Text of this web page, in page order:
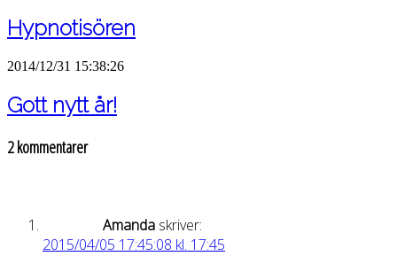
Hypnotisören
2014/12/31 15:38:26
Gott nytt år!
2 kommentarer
Amanda skriver:
2015/04/05 17:45:08 kl. 17:45